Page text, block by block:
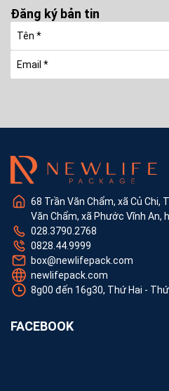
Đăng ký bản tin
68 Trần Văn Chẩm, xã Củ Chi,
Văn Chẩm, xã Phước Vĩnh An,
028.3790.2768
0828.44.9999
box@newlifepack.com
newlifepack.com
8g00 đến 16g30, Thứ Hai -
FACEBOOK